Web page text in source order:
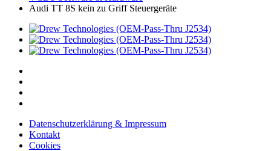
Audi TT 8S kein zu Griff Steuergeräte
Datenschutzerklärung & Impressum
Kontakt
Cookies